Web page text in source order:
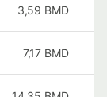
3,59 BMD
7,17 BMD